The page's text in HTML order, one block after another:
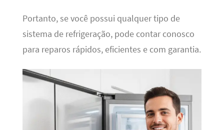
Portanto, se você possui qualquer tipo de
sistema de refrigeração, pode contar conosco
para reparos rápidos, eficientes e com garantia.